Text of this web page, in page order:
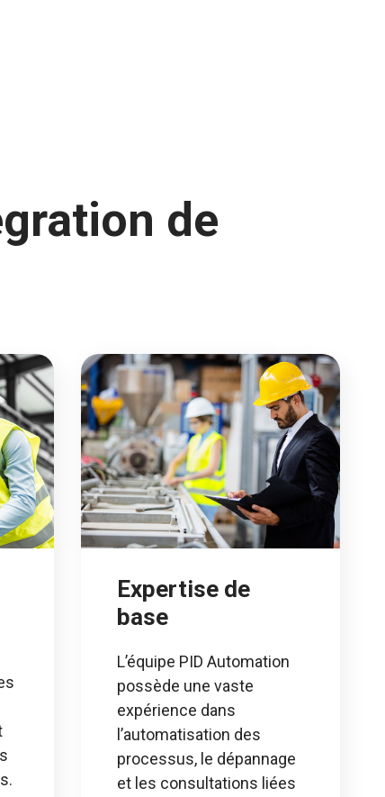
de
Expertise de
base
L’équipe PID Automation
possède une vaste
expérience dans
l’automatisation des
processus, le dépannage
et les consultations liées